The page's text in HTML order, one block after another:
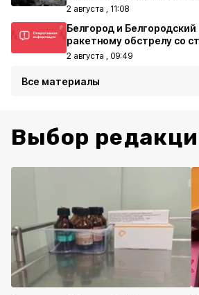
2 августа , 11:08
Белгород и Белгородский
ракетному обстрелу со
2 августа , 09:49
Все материалы
Выбор